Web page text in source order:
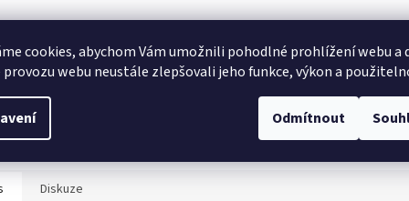
cookies, abychom Vám umožnili pohodlné prohlížení webu a
provozu webu neustále zlepšovali jeho funkce, výkon a
Odmítnout
Diskuze